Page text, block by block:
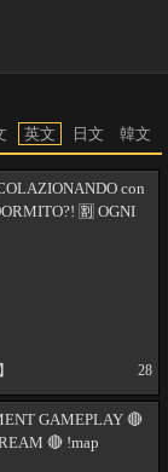
英文 日文 韓文
con
🈹 OGNI
28
GAMEPLAY 🔴
🔴 !map